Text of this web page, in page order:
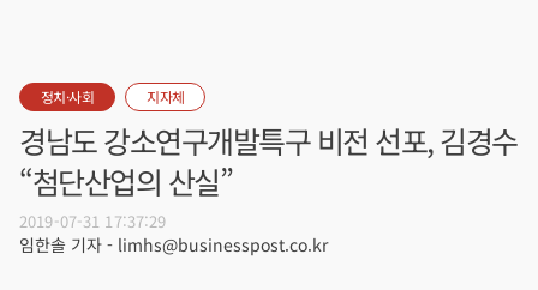
정치·사회 지자체
경남도 강소연구개발특구 비전 선포, 김경수
“첨단산업의 산실”
2019-07-31 17:37:29
임한솔 기자 - limhs@businesspost.co.kr